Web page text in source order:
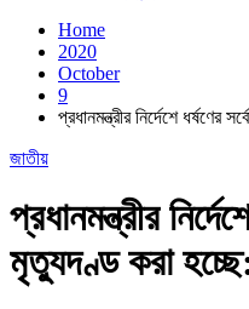
Home
2020
October
9
প্রধানমন্ত্রীর নির্দেশে ধর্ষণের
জাতীয়
প্রধানমন্ত্রীর
মৃত্যুদণ্ড করা